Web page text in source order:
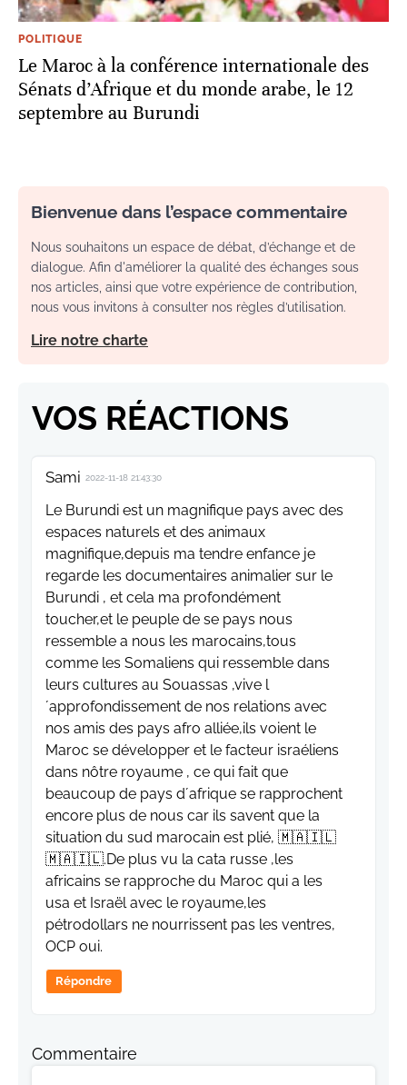
POLITIQUE
Le Maroc à la conférence internationale des
Sénats d’Afrique et du monde arabe, le 12
septembre au Burundi
Bienvenue dans l’espace commentaire
Nous souhaitons un espace de débat, d’échange et de
dialogue. Afin d'améliorer la qualité des échanges sous
nos articles, ainsi que votre expérience de contribution,
nous vous invitons à consulter nos règles d’utilisation.
Lire notre charte
VOS RÉACTIONS
Sami 2022-11-18 21:43:30
Le Burundi est un magnifique pays avec des
espaces naturels et des animaux
magnifique,depuis ma tendre enfance je
regarde les documentaires animalier sur le
Burundi , et cela ma profondément
toucher,et le peuple de se pays nous
ressemble a nous les marocains,tous
comme les Somaliens qui ressemble dans
leurs cultures au Souassas ,vive l
´approfondissement de nos relations avec
nos amis des pays afro alliée,ils voient le
Maroc se développer et le facteur israéliens
dans nôtre royaume , ce qui fait que
beaucoup de pays d´afrique se rapprochent
encore plus de nous car ils savent que la
situation du sud marocain est plié, 🇲🇦🇮🇱
🇲🇦🇮🇱.De plus vu la cata russe ,les
africains se rapproche du Maroc qui a les
usa et Israël avec le royaume,les
pétrodollars ne nourrissent pas les ventres,
OCP oui.
Répondre
Commentaire